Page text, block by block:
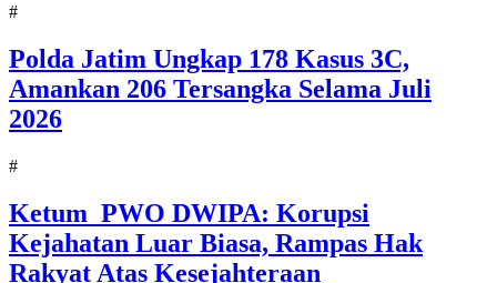
#
Polda Jatim Ungkap 178 Kasus 3C,
Amankan 206 Tersangka Selama Juli
2026
#
Ketum PWO DWIPA: Korupsi
Kejahatan Luar Biasa, Rampas Hak
Rakyat Atas Kesejahteraan